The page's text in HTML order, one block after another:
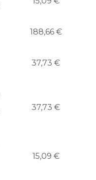
188,66 €
37,73 €
37,73 €
15,09 €